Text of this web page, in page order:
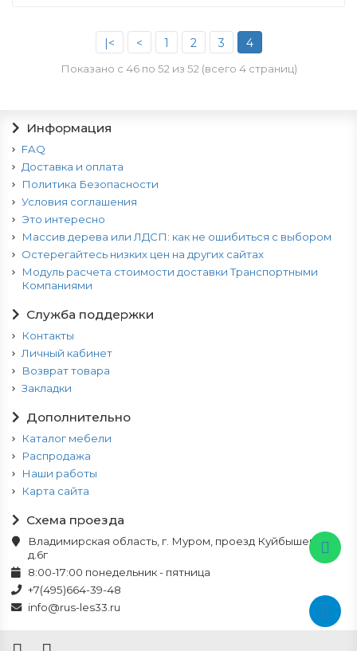
|< < 1 2 3 4
Показано с 46 по 52 из 52 (всего 4 страниц)
Информация
FAQ
Доставка и оплата
Политика Безопасности
Условия соглашения
Это интересно
Массив дерева или ЛДСП: как не ошибиться с выбором
Остерегайтесь низких цен на других сайтах
Модуль расчета стоимости доставки Транспортными
Компаниями
Служба поддержки
Контакты
Личный кабинет
Возврат товара
Закладки
Дополнительно
Каталог мебели
Распродажа
Наши работы
Карта сайта
Схема проезда
Владимирская область, г. Муром, проезд Куйбышева,
д.6г
8:00-17:00 понедельник - пятница
+7(495)664-39-48
info@rus-les33.ru